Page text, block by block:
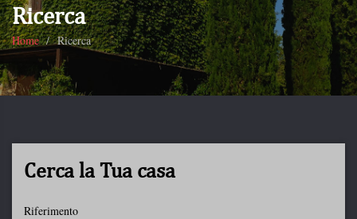
Ricerca
Home Ricerca
Cerca la Tua casa
Riferimento